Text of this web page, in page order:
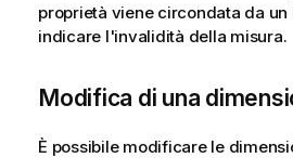
proprietà viene circondata da un
indicare l'invalidità della misura.
Modifica di una
È possibile modificare le